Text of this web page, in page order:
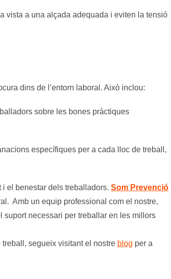
vista a una alçada adequada i eviten la tensió
dins de l’entorn laboral. Això inclou:
sobre les bones pràctiques
específiques per a cada lloc de treball,
el benestar dels treballadors. Som Prevenció
Amb un equip professional com el nostre,
suport necessari per treballar en les millors
segueix visitant el nostre blog per a